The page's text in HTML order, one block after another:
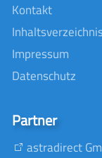
Kontakt
Inhaltsverzeichnis
Impressum
Datenschutz
Partner
astradirect